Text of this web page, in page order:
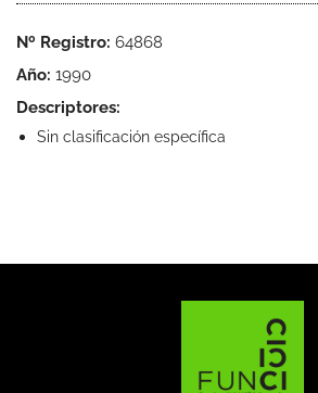
Nº Registro: 64868
Año: 1990
Descriptores:
Sin clasificación específica